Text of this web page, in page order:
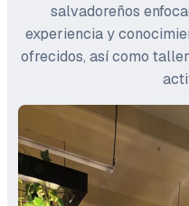
salvadoreños
experiencia y
ofrecidos, así como